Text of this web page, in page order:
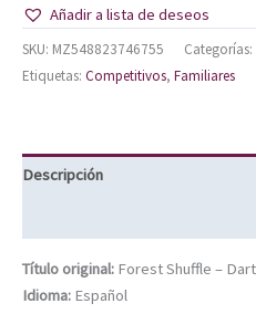
Añadir a lista de deseos
SKU: MZ548823746755 Categorías:
Etiquetas: Competitivos, Familiares
Descripción
Título original: Forest Shuffle –
Idioma: Español